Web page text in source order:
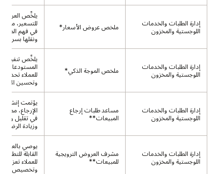
إدارة الطلبات والخدمات
اللوجستية والمخزون
ملخص عروض الأسعار*
يلخِّص العروض
للتسعير، مما
في فهم المزايا
ونقلها بسرعة.
إدارة الطلبات والخدمات
اللوجستية والمخزون
ملخص الموجة الذكي*
يلخِّص تنفيذ
المستودعات،
للعملاء تحديد
وتحسين
إدارة الطلبات والخدمات
اللوجستية والمخزون
مساعد طلبات إرجاع
المبيعات**
يؤتمت إنشاء
الإرجاع، مما
في تقليل وقت
وزيادة الرضا.
إدارة الطلبات والخدمات
اللوجستية والمخزون
مشرف العروض الترويجية
للمبيعات**
يوصي بالعروض
القابلة
للعملاء تعزيز
وتخصيص